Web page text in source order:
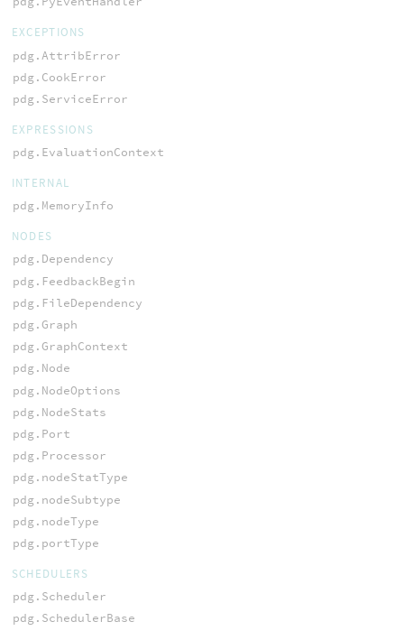
EXCEPTIONS
pdg.AttribError
pdg.CookError
pdg.ServiceError
EXPRESSIONS
pdg.EvaluationContext
INTERNAL
pdg.MemoryInfo
NODES
pdg.Dependency
pdg.FeedbackBegin
pdg.FileDependency
pdg.Graph
pdg.GraphContext
pdg.Node
pdg.NodeOptions
pdg.NodeStats
pdg.Port
pdg.Processor
pdg.nodeStatType
pdg.nodeSubtype
pdg.nodeType
pdg.portType
SCHEDULERS
pdg.Scheduler
pdg.SchedulerBase